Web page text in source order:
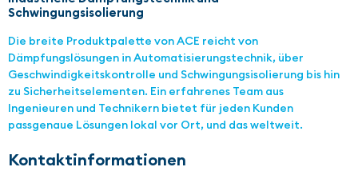
Schwingungsisolierung
Die breite Produktpalette von ACE reicht von
Dämpfungslösungen in Automatisierungstechnik, über
Geschwindigkeitskontrolle und Schwingungsisolierung bis hin
zu Sicherheitselementen. Ein erfahrenes Team aus
Ingenieuren und Technikern bietet für jeden Kunden
passgenaue Lösungen lokal vor Ort, und das weltweit.
Kontaktinformationen